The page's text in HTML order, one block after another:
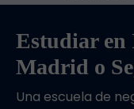
Estudiar en
Madrid o
Una escuela de